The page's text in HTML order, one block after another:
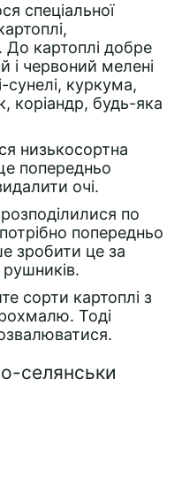
спеціальної
До картоплі добре
і червоний мелені
сунелі, куркума,
коріандр, будь-яка
низькосортна
попередньо
очі.
по
попередньо
зробити це за
сорти картоплі з
Тоді